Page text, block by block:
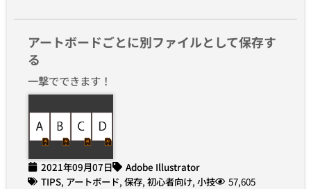
アートボードごとに別ファイルとして保存す
る
一撃でできます！
2021年09月07日
Adobe Illustrator
TIPS, アートボード, 保存, 初心者向け, 小技 57,605